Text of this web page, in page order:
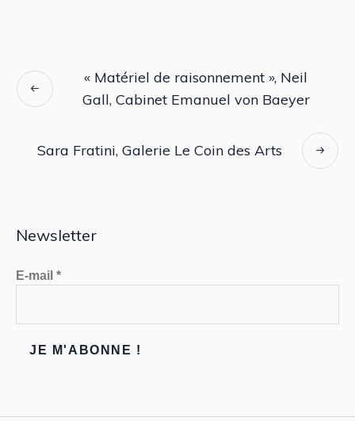
« Matériel de raisonnement », Neil
Gall, Cabinet Emanuel von Baeyer
Sara Fratini, Galerie Le Coin des Arts
Newsletter
E-mail *